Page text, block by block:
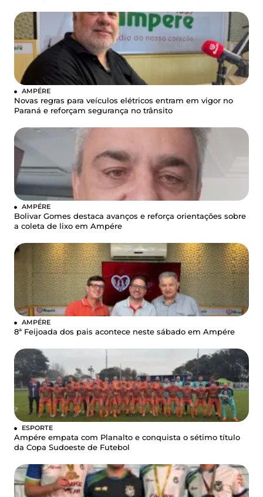
AMPÉRE
Novas regras para veículos elétricos entram em vigor no
Paraná e reforçam segurança no trânsito
AMPÉRE
Bolivar Gomes destaca avanços e reforça orientações sobre
a coleta de lixo em Ampére
AMPÉRE
8ª Feijoada dos pais acontece neste sábado em Ampére
ESPORTE
Ampére empata com Planalto e conquista o sétimo título
da Copa Sudoeste de Futebol